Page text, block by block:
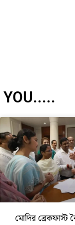
YOU.....
মোদির ব্রেকফাস্ট